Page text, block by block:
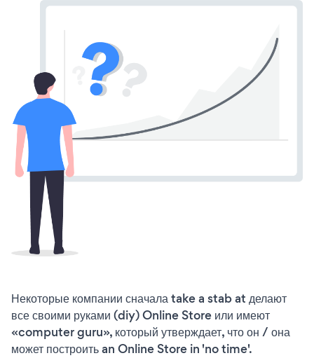
Некоторые компании сначала take a stab at делают
все своими руками (diy) Online Store или имеют
«computer guru», который утверждает, что он / она
может построить an Online Store in 'no time'.